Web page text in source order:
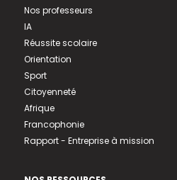
Nos professeurs
IA
Réussite scolaire
Orientation
Sport
Citoyenneté
Afrique
Francophonie
Rapport - Entreprise à mission